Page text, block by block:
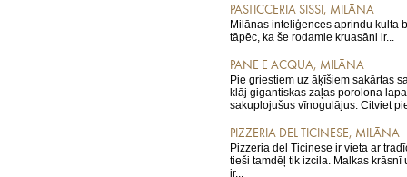
PASTICCERIA SISSI, MILĀNA
Milānas inteliģences aprindu kulta
tāpēc, ka še rodamie kruasāni ir...
PANE E ACQUA, MILĀNA
Pie griestiem uz āķīšiem sakārtas
klāj gigantiskas zaļas porolona
sakuplojušus vīnogulājus. Citviet
PIZZERIA DEL TICINESE, MILĀNA
Pizzeria del Ticinese ir vieta ar
tieši tamdēļ tik izcila. Malkas krāsnī
ir...